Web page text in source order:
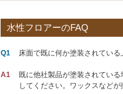
水性フロアーのFAQ
Q1 床面で既に何か塗装されている
A1
既に他社製品が塗装されてい
してください。ワックスなど